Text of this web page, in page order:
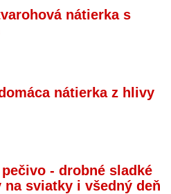
nátierka s
nátierka z hlivy
- drobné sladké
na sviatky i všedný deň